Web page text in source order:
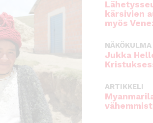
kärsivien
myös
NÄKÖKULMA
Jukka
ARTIKKELI